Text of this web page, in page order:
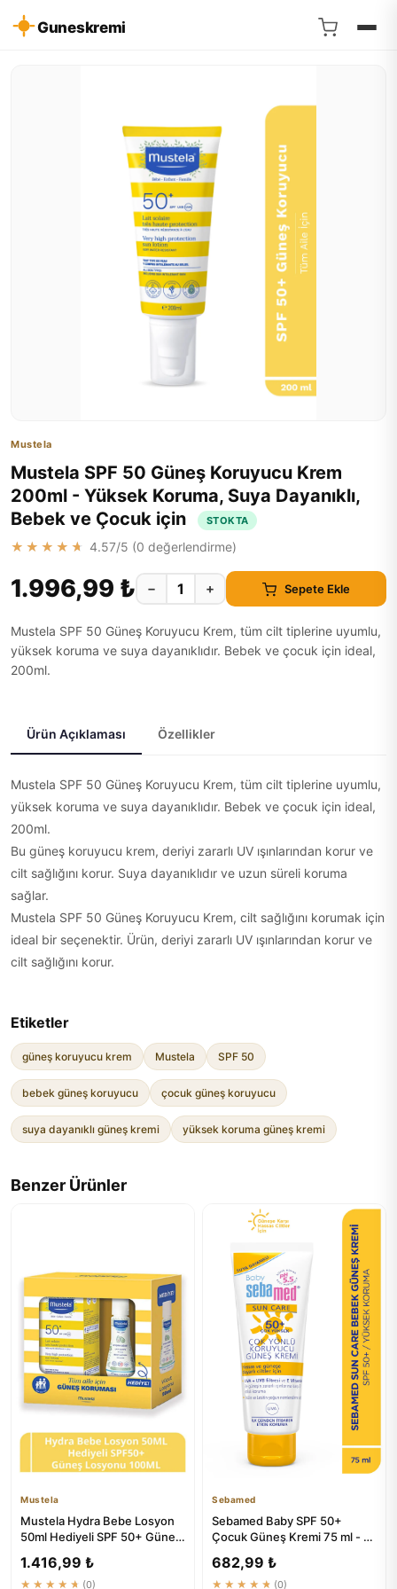
Guneskremi
Mustela
Mustela SPF 50 Güneş Koruyucu Krem
200ml - Yüksek Koruma, Suya Dayanıklı,
Bebek ve Çocuk için
STOKTA
★★★★★ 4.57/5 (0 değerlendirme)
1.996,99 ₺ − + Sepete Ekle
Mustela SPF 50 Güneş Koruyucu Krem, tüm cilt tiplerine uyumlu,
yüksek koruma ve suya dayanıklıdır. Bebek ve çocuk için ideal,
200ml.
Ürün Açıklaması Özellikler
Mustela SPF 50 Güneş Koruyucu Krem, tüm cilt tiplerine uyumlu,
yüksek koruma ve suya dayanıklıdır. Bebek ve çocuk için ideal,
200ml.
Bu güneş koruyucu krem, deriyi zararlı UV ışınlarından korur ve
cilt sağlığını korur. Suya dayanıklıdır ve uzun süreli koruma
sağlar.
Mustela SPF 50 Güneş Koruyucu Krem, cilt sağlığını korumak için
ideal bir seçenektir. Ürün, deriyi zararlı UV ışınlarından korur ve
cilt sağlığını korur.
Etiketler
güneş koruyucu krem Mustela SPF 50
bebek güneş koruyucu çocuk güneş koruyucu
suya dayanıklı güneş kremi yüksek koruma güneş kremi
Benzer Ürünler
Mustela
Mustela Hydra Bebe Losyon
50ml Hediyeli SPF 50+ Güneş
1.416,99 ₺
★★★★★ (0)
Sebamed
Sebamed Baby SPF 50+
Çocuk Güneş Kremi 75 ml - E
682,99 ₺
★★★★★ (0)